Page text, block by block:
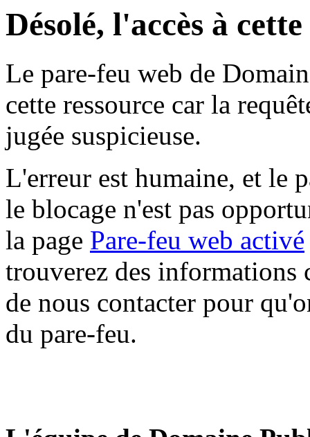
Désolé, l'accès à
Le pare-feu web de
cette ressource car la
jugée suspicieuse.
L'erreur est humaine, et le
le blocage n'est pas
la page Pare-feu web activé
trouverez des informations
de nous contacter pour
du pare-feu.